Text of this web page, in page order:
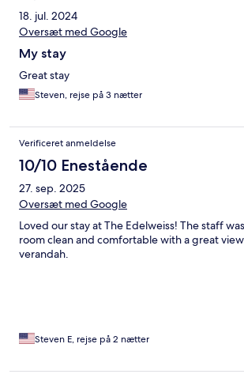
18. jul. 2024
Oversæt med Google
My stay
Great stay
Steven, rejse på 3 nætter
Verificeret anmeldelse
10/10 Enestående
27. sep. 2025
Oversæt med Google
Loved our stay at The Edelweiss! The staff
room clean and comfortable with a great
verandah.
Steven E, rejse på 2 nætter